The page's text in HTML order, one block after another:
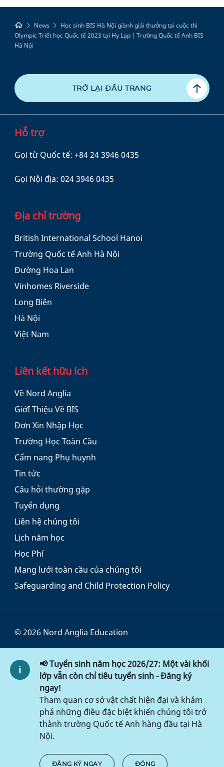
📢 Tuyển sinh năm học 2026/27: Một vài khối
lớp vẫn còn chỉ tiêu tuyển sinh - Đăng ký
ngay!
Tham quan cơ sở vật chất hiện đại và khám
phá những điều đặc biệt khiến chúng tôi trở
thành trường Quốc tế Anh hàng đầu tại Hà
Nội.
ĐĂNG KÝ NGAY ĐÓNG
News
Học sinh BIS Hà Nội giành giải thưởng tại cuộc thi
Olympic Triết học Quốc tế 2023 tại Hy Lạp | Trường Quốc tế Anh BIS
Hà Nội
TRỞ LẠI ĐẦU TRANG
Hỗ trợ
Gọi từ Quốc tế:+84 24 3946 0435
Gọi Nội địa:024 3946 0435
Địa chỉ trường
British International School Hanoi
Trường Quốc tế Anh Hà Nội
Đường Hoa Lan
Vinhomes Riverside
Long Biên
Hà Nội
Việt Nam
Liên kết hữu ích
Về Nord Anglia
GiớI Thiệu Về BIS
Đơn Xin Nhập Học
Trường Học Toàn Cầu
Cẩm nang Phụ huynh
Tin tức
Câu hỏi thường gặp
Tuyển dụng
Liên hệ chúng tôi
Lịch năm học
Học Phí
Mạng lưới toàn cầu của chúng tôi
Safeguarding and Child Protection Policy
© 2026 Nord Anglia Education
Chính sách Cookie
Chính sách bảo mật
Chính sách truy cập